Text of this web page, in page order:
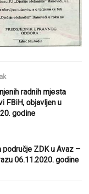
radnih mjesta
FBiH, objavljen u
godine
ZDK u Avaz –
06.11.2020. godine